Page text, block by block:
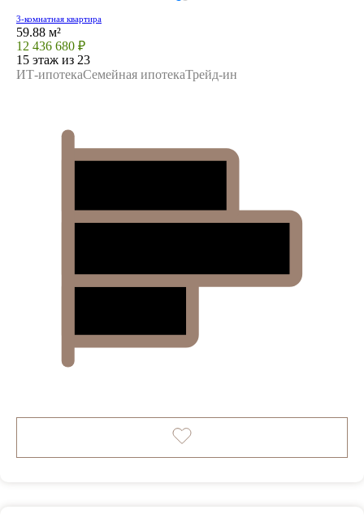
3-комнатная квартира
59.88 м²
12 436 680 ₽
15 этаж из 23
ИТ-ипотекаСемейная ипотекаТрейд-ин